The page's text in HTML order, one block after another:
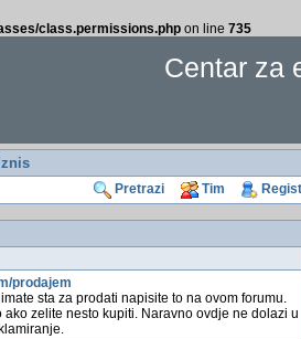
class.permissions.php on line 735
Centar za
Pretrazi Tim
prodajem
sta za prodati napisite to na ovom forumu.
ako zelite nesto kupiti. Naravno ovdje ne dolazi u